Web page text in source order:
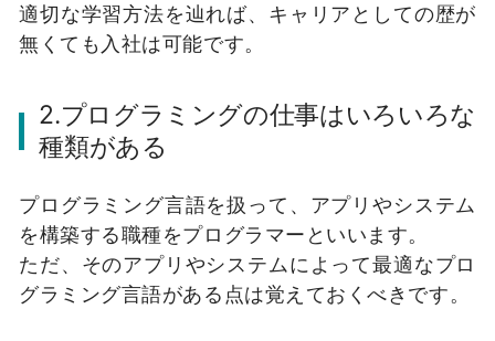
適切な学習方法を辿れば、キャリアとしての歴が
無くても入社は可能です。
2.プログラミングの仕事はいろいろな
種類がある
プログラミング言語を扱って、アプリやシステム
を構築する職種をプログラマーといいます。
ただ、そのアプリやシステムによって最適なプロ
グラミング言語がある点は覚えておくべきです。